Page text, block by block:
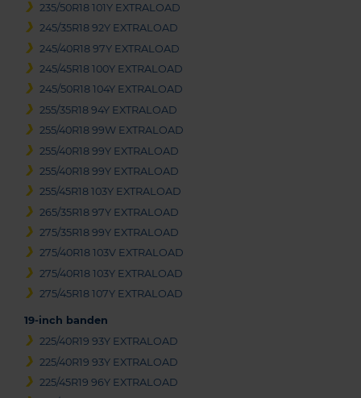
235/50R18 101Y EXTRALOAD
245/35R18 92Y EXTRALOAD
245/40R18 97Y EXTRALOAD
245/45R18 100Y EXTRALOAD
245/50R18 104Y EXTRALOAD
255/35R18 94Y EXTRALOAD
255/40R18 99W EXTRALOAD
255/40R18 99Y EXTRALOAD
255/40R18 99Y EXTRALOAD
255/45R18 103Y EXTRALOAD
265/35R18 97Y EXTRALOAD
275/35R18 99Y EXTRALOAD
275/40R18 103V EXTRALOAD
275/40R18 103Y EXTRALOAD
275/45R18 107Y EXTRALOAD
19-inch banden
225/40R19 93Y EXTRALOAD
225/40R19 93Y EXTRALOAD
225/45R19 96Y EXTRALOAD